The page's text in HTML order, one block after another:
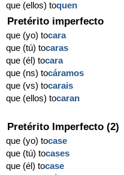
que (ellos) toquen
Pretérito imperfecto
que (yo) tocara
que (tú) tocaras
que (él) tocara
que (ns) tocáramos
que (vs) tocarais
que (ellos) tocaran
Pretérito Imperfecto (2)
que (yo) tocase
que (tú) tocases
que (él) tocase